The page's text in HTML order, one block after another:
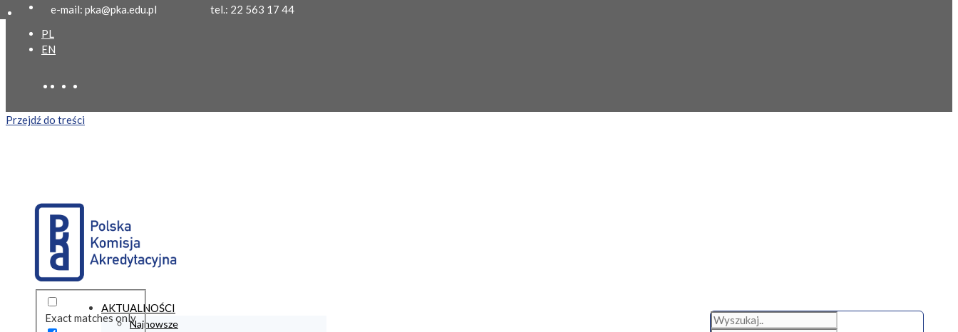
e-mail: pka@pka.edu.pl
tel.: 22 563 17 44
PL
EN
Przejdź do treści
Exact matches only
AKTUALNOŚCI
Najnowsze